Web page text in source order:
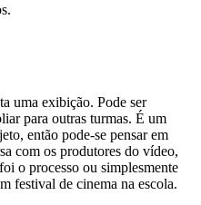
uma exibição. Pode ser
para outras turmas. É um
então pode-se pensar em
com os produtores do vídeo,
o processo ou simplesmente
festival de cinema na escola.